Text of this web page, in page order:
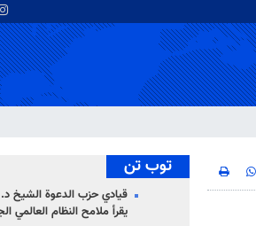
توب تن
قيادي حزب الدعوة الشيخ
يقرأ ملامح النظام العالمي